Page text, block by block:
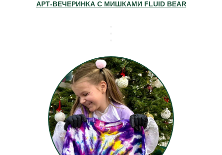
АРТ-ВЕЧЕРИНКА С МИШКАМИ FLUID BEAR